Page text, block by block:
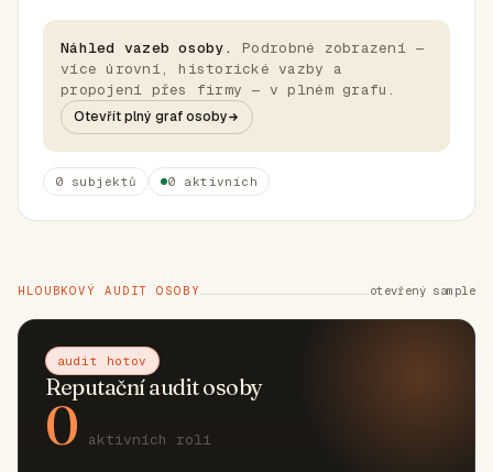
Náhled vazeb osoby.
Podrobné zobrazení —
více úrovní, historické vazby a
propojení přes firmy — v plném grafu.
Otevřít plný graf osoby
0 subjektů 0 aktivních
HLOUBKOVÝ AUDIT OSOBY otevřený sample
audit hotov
Reputační audit osoby
0 aktivních rolí